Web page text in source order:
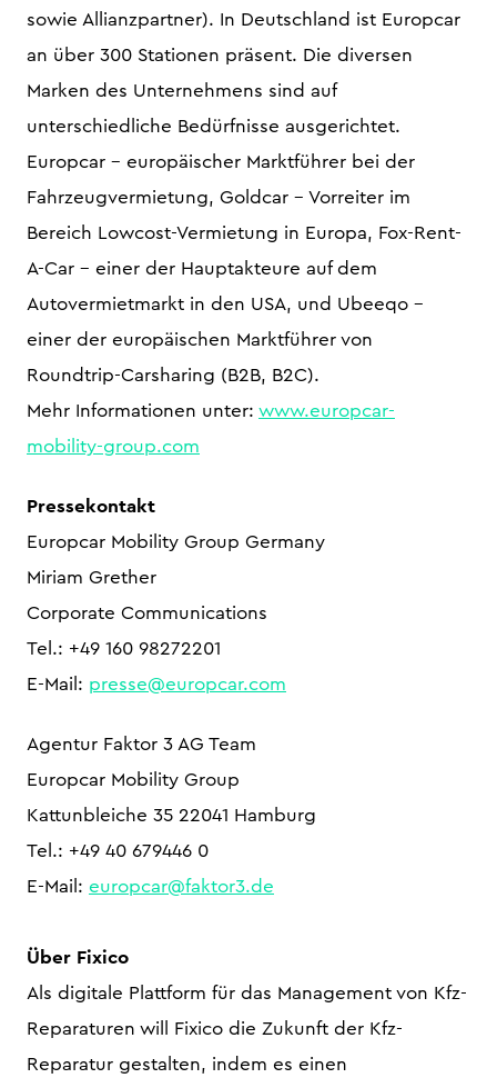
sowie Allianzpartner). In Deutschland ist Europcar
an über 300 Stationen präsent. Die diversen
Marken des Unternehmens sind auf
unterschiedliche Bedürfnisse ausgerichtet.
Europcar – europäischer Marktführer bei der
Fahrzeugvermietung, Goldcar – Vorreiter im
Bereich Lowcost-Vermietung in Europa, Fox-Rent-
A-Car – einer der Hauptakteure auf dem
Autovermietmarkt in den USA, und Ubeeqo –
einer der europäischen Marktführer von
Roundtrip-Carsharing (B2B, B2C).
Mehr Informationen unter: www.europcar-
mobility-group.com
Pressekontakt
Europcar Mobility Group Germany
Miriam Grether
Corporate Communications
Tel.: +49 160 98272201
E-Mail: presse@europcar.com
Agentur Faktor 3 AG Team
Europcar Mobility Group
Kattunbleiche 35 22041 Hamburg
Tel.: +49 40 679446 0
E-Mail: europcar@faktor3.de
Über Fixico
Als digitale Plattform für das Management von Kfz-
Reparaturen will Fixico die Zukunft der Kfz-
Reparatur gestalten, indem es einen